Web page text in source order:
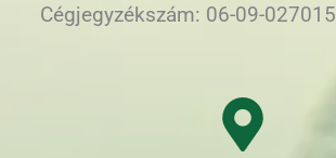
Cégjegyzékszám: 06-09-027015